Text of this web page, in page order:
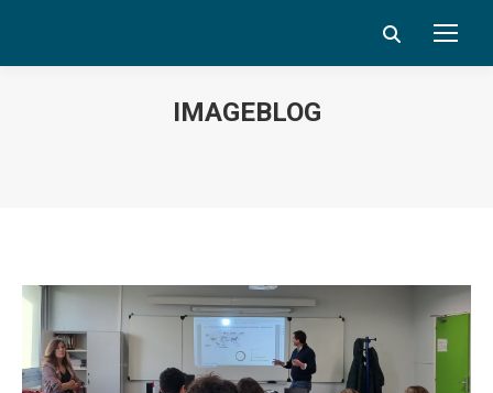
Search:
IMAGEBLOG